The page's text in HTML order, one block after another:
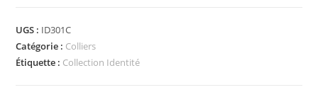
carte
Martinique
UGS : ID301C
Catégorie : Colliers
Étiquette : Collection Identité